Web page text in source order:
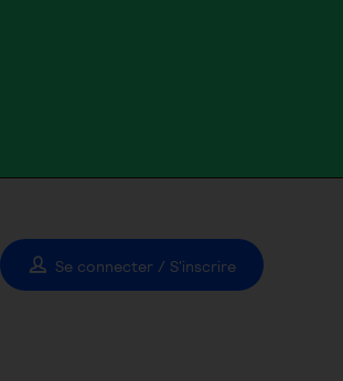
Se connecter / S'inscrire